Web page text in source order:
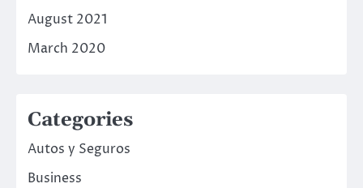
August 2021
March 2020
Categories
Autos y Seguros
Business